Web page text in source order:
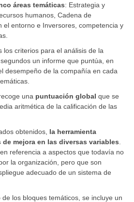
áreas temáticas: Estrategia y
humanos, Cadena de
el entorno e Inversores, competencia y
los criterios para el análisis de la
un informe que puntúa, en
desempeño de la compañía en cada
una puntuación global que se
aritmética de la calificación de las
obtenidos, la herramienta
mejora en las diversas variables
referencia a aspectos que todavía no
la organización, pero que son
adecuado de un sistema de
los bloques temáticos, se incluye un